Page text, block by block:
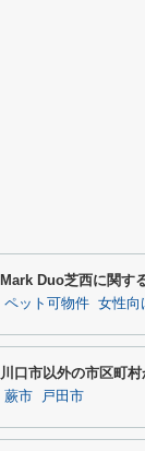
Mark Duo芝西に関す
ペット可物件 女性向
川口市以外の市区町
蕨市 戸田市